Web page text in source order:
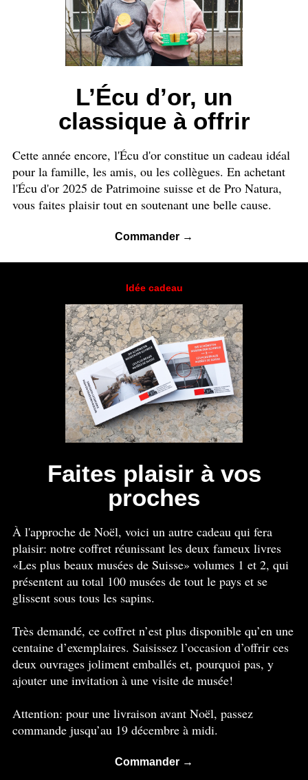
L’Écu d’or, un
classique à offrir
Cette année encore, l'Écu d'or constitue un cadeau idéal
pour la famille, les amis, ou les collègues. En achetant
l'Écu d'or 2025 de Patrimoine suisse et de Pro Natura,
vous faites plaisir tout en soutenant une belle cause.
Commander →
Idée cadeau
Faites plaisir à vos
proches
À l'approche de Noël, voici un autre cadeau qui fera
plaisir: notre coffret réunissant les deux fameux livres
«Les plus beaux musées de Suisse» volumes 1 et 2, qui
présentent au total 100 musées de tout le pays et se
glissent sous tous les sapins.
Très demandé, ce coffret n’est plus disponible qu’en une
centaine d’exemplaires. Saisissez l’occasion d’offrir ces
deux ouvrages joliment emballés et, pourquoi pas, y
ajouter une invitation à une visite de musée!
Attention: pour une livraison avant Noël, passez
commande jusqu’au 19 décembre à midi.
Commander →